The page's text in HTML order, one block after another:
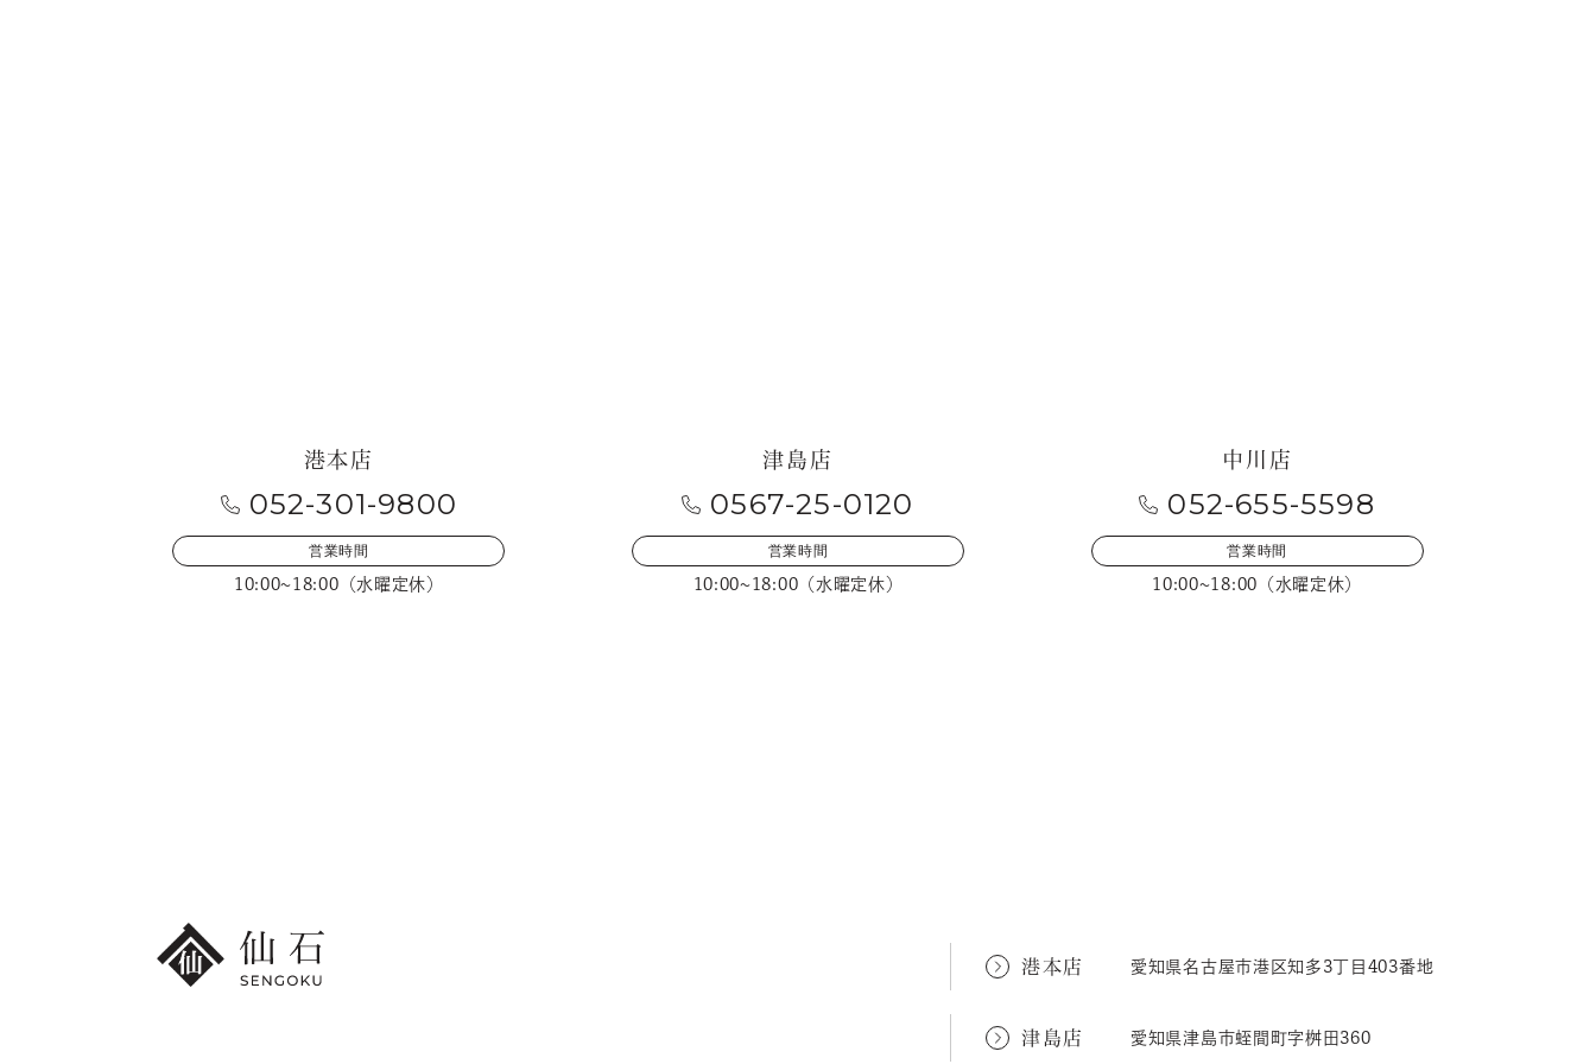
港本店
052-301-9800
営業時間
10:00~18:00（水曜定休）
津島店
0567-25-0120
営業時間
10:00~18:00（水曜定休）
中川店
052-655-5598
営業時間
10:00~18:00（水曜定休）
港本店 愛知県名古屋市港区知多3丁目403番地
津島店 愛知県津島市蛭間町字桝田360